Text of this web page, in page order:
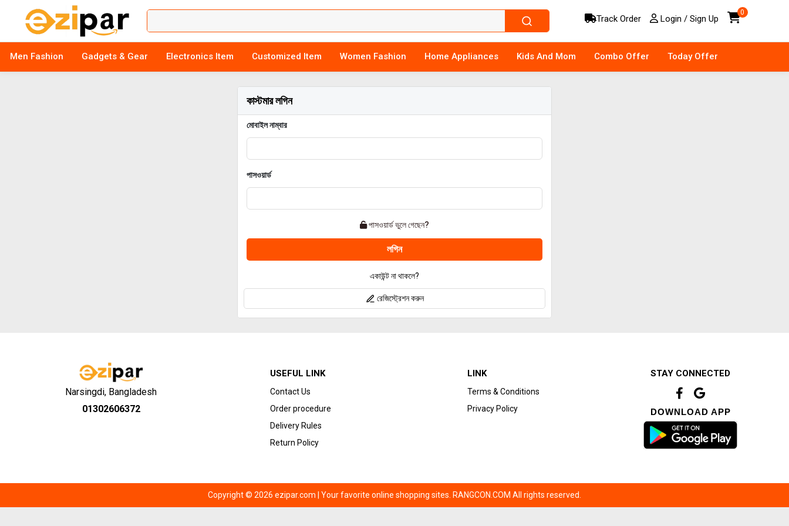
Track Order Login / Sign Up
0
Men Fashion Gadgets & Gear Electronics Item Customized Item Women Fashion Home Appliances Kids And Mom Combo Offer Today Offer
কাস্টমার লগিন
মোবাইল নাম্বার
পাসওয়ার্ড
পাসওয়ার্ড ভুলে গেছেন?
লগিন
একাউন্ট না থাকলে?
রেজিস্ট্রেশন করুন
Narsingdi, Bangladesh
01302606372
USEFUL LINK
Contact Us
Order procedure
Delivery Rules
Return Policy
LINK
Terms & Conditions
Privacy Policy
STAY CONNECTED
DOWNLOAD APP
Copyright © 2026 ezipar.com | Your favorite online shopping sites. RANGCON.COM All rights reserved.